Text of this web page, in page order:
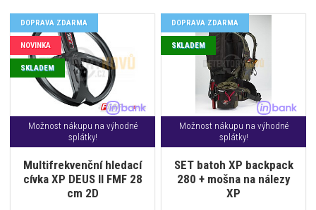
Možnost nákupu na výhodné
splátky!
Multifrekvenční hledací
cívka XP DEUS II FMF 28
cm 2D
DOPRAVA ZDARMA
NOVINKA
SKLADEM
Možnost nákupu na výhodné
splátky!
SET batoh XP backpack
280 + mošna na nálezy
XP
DOPRAVA ZDARMA
SKLADEM